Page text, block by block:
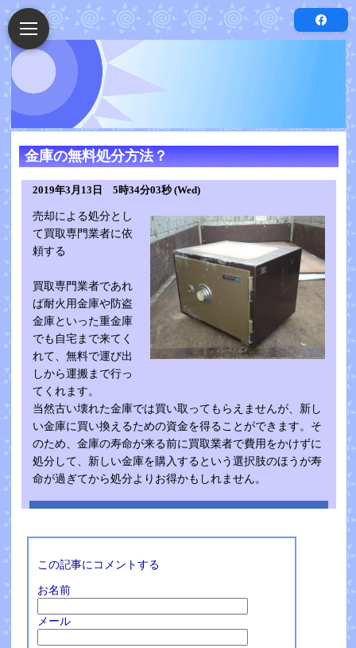
金庫の無料処分方法？
2019年3月13日 5時34分03秒 (Wed)
売却による処分とし
て買取専門業者に依
頼する
買取専門業者であれ
ば耐火用金庫や防盗
金庫といった重金庫
でも自宅まで来てく
れて、無料で運び出
しから運搬まで行っ
てくれます。
当然古い壊れた金庫では買い取ってもらえませんが、新し
い金庫に買い換えるための資金を得ることができます。そ
のため、金庫の寿命が来る前に買取業者で費用をかけずに
処分して、新しい金庫を購入するという選択肢のほうが寿
命が過ぎてから処分よりお得かもしれません。
この記事にコメントする
お名前
メール